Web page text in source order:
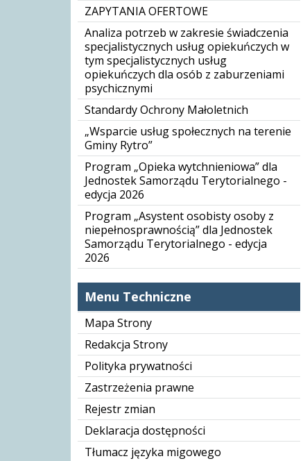
ZAPYTANIA OFERTOWE
Analiza potrzeb w zakresie świadczenia
specjalistycznych usług opiekuńczych w
tym specjalistycznych usług
opiekuńczych dla osób z zaburzeniami
psychicznymi
Standardy Ochrony Małoletnich
„Wsparcie usług społecznych na terenie
Gminy Rytro”
Program „Opieka wytchnieniowa” dla
Jednostek Samorządu Terytorialnego -
edycja 2026
Program „Asystent osobisty osoby z
niepełnosprawnością” dla Jednostek
Samorządu Terytorialnego - edycja
2026
Menu Techniczne
Mapa Strony
Redakcja Strony
Polityka prywatności
Zastrzeżenia prawne
Rejestr zmian
Deklaracja dostępności
Tłumacz języka migowego